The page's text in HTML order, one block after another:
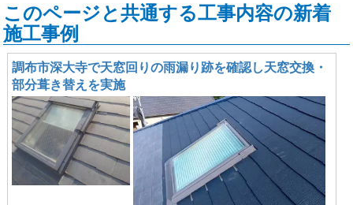
このページと共通する工事内容の新着
施工事例
調布市深大寺で天窓回りの雨漏り跡を確認し天窓交換・
部分葺き替えを実施